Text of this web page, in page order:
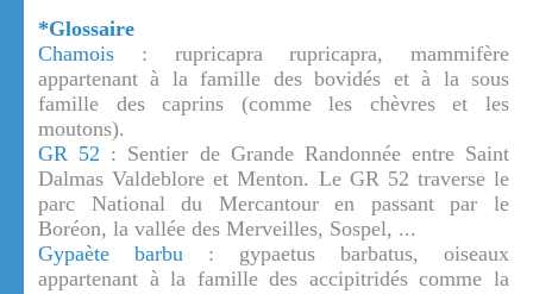
*Glossaire
Chamois : rupricapra rupricapra, mammifère
appartenant à la famille des bovidés et à la sous
famille des caprins (comme les chèvres et les
moutons).
GR 52 : Sentier de Grande Randonnée entre Saint
Dalmas Valdeblore et Menton. Le GR 52 traverse le
parc National du Mercantour en passant par le
Boréon, la vallée des Merveilles, Sospel, ...
Gypaète barbu : gypaetus barbatus, oiseaux
appartenant à la famille des accipitridés comme la